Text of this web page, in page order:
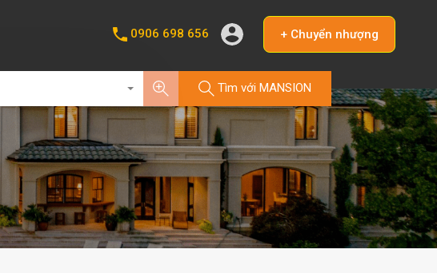
0906 698 656 + Chuyển nhượng
Tìm với MANSION